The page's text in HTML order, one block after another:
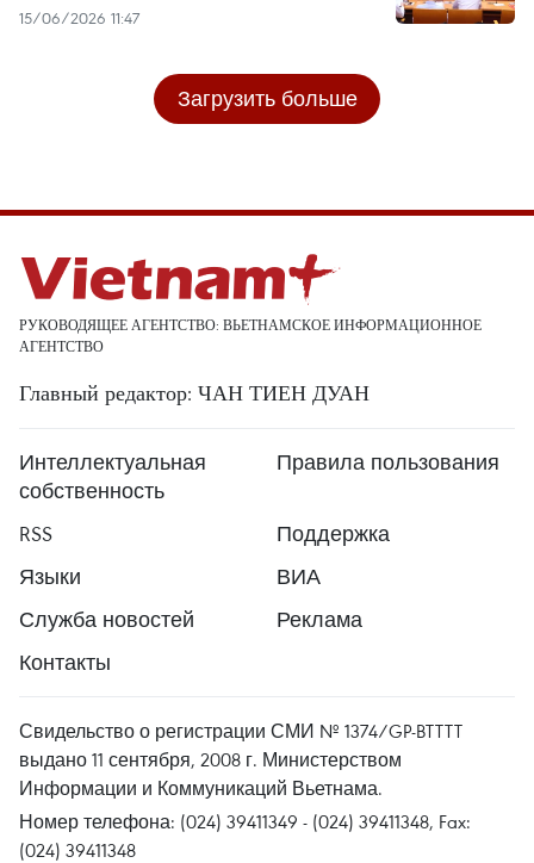
15/06/2026 11:47
Загрузить больше
РУКОВОДЯЩЕЕ АГЕНТСТВО: ВЬЕТНАМСКОЕ ИНФОРМАЦИОННОЕ
АГЕНТСТВО
Главный редактор: ЧАН ТИЕН ДУАН
Интеллектуальная
собственность
Правила пользования
RSS
Поддержка
Языки
ВИА
Служба новостей
Реклама
Контакты
Свидельство о регистрации СМИ № 1374/GP-BTTTT
выдано 11 сентября, 2008 г. Министерством
Информации и Коммуникаций Вьетнама.
Номер телефона: (024) 39411349 - (024) 39411348, Fax:
(024) 39411348